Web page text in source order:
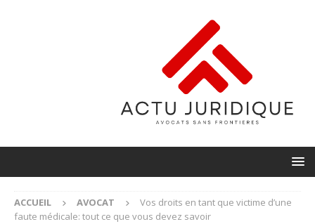
ACCUEIL AVOCAT
Vos droits en tant que victime d’une
faute médicale: tout ce que vous devez savoir